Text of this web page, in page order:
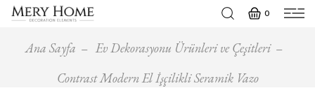
0
Ana Sayfa
Ev Dekorasyonu Ürünleri ve Çeşitleri
Contrast Modern El İşçilikli Seramik Vazo